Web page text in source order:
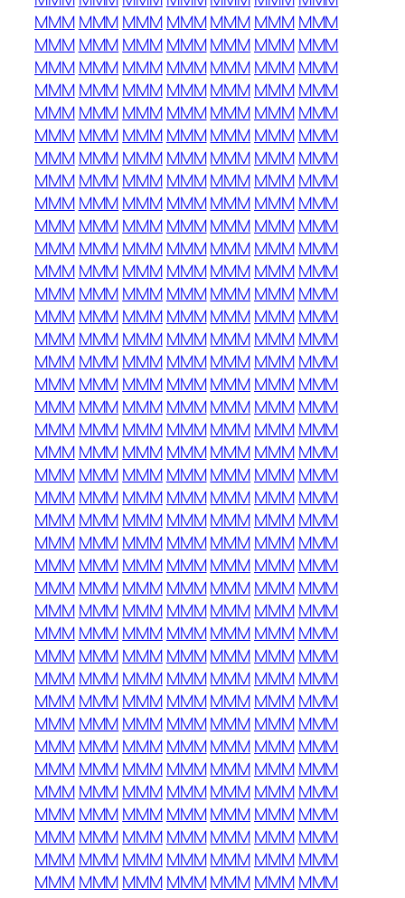
MMM MMMMMMMMMMMMMMM MMM
MMM MMMMMMMMMMMMMMM MMM
MMM MMMMMMMMMMMMMMM MMM
MMM MMMMMMMMMMMMMMM MMM
MMM MMMMMMMMMMMMMMM MMM
MMM MMMMMMMMMMMMMMM MMM
MMM MMMMMMMMMMMMMMM MMM
MMM MMMMMMMMMMMMMMM MMM
MMM MMMMMMMMMMMMMMM MMM
MMM MMMMMMMMMMMMMMM MMM
MMM MMMMMMMMMMMMMMM MMM
MMM MMMMMMMMMMMMMMM MMM
MMM MMMMMMMMMMMMMMM MMM
MMM MMMMMMMMMMMMMMM MMM
MMM MMMMMMMMMMMMMMM MMM
MMM MMMMMMMMMMMMMMM MMM
MMM MMMMMMMMMMMMMMM MMM
MMM MMMMMMMMMMMMMMM MMM
MMM MMMMMMMMMMMMMMM MMM
MMM MMMMMMMMMMMMMMM MMM
MMM MMMMMMMMMMMMMMM MMM
MMM MMMMMMMMMMMMMMM MMM
MMM MMMMMMMMMMMMMMM MMM
MMM MMMMMMMMMMMMMMM MMM
MMM MMMMMMMMMMMMMMM MMM
MMM MMMMMMMMMMMMMMM MMM
MMM MMMMMMMMMMMMMMM MMM
MMM MMMMMMMMMMMMMMM MMM
MMM MMMMMMMMMMMMMMM MMM
MMM MMMMMMMMMMMMMMM MMM
MMM MMMMMMMMMMMMMMM MMM
MMM MMMMMMMMMMMMMMM MMM
MMM MMMMMMMMMMMMMMM MMM
MMM MMMMMMMMMMMMMMM MMM
MMM MMMMMMMMMMMMMMM MMM
MMM MMMMMMMMMMMMMMM MMM
MMM MMMMMMMMMMMMMMM MMM
MMM MMMMMMMMMMMMMMM MMM
MMM MMMMMMMMMMMMMMM MMM